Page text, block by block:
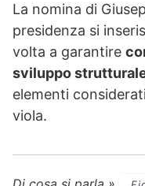
La nomina di
presidenza si
volta a garantire
sviluppo
elementi
viola.